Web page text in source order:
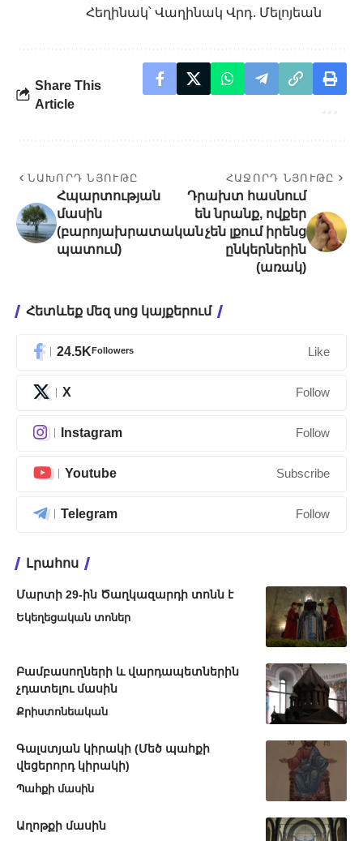
Հեղինակ՝ Վաղինակ Վրդ. Մելոյեան
Share This
Article
ՆԱԽՈՐԴ ՆՅՈՒԹԸ
Հպարտության
մասին
(բարոյախրատական
պատում)
ՀԱՋՈՐԴ ՆՅՈՒԹԸ
Դրախտ հասնում
են նրանք, ովքեր
չեն լքում իրենց
ընկերներին
(առակ)
Հետևեք մեզ սոց կայքերում
24.5KFollowers Like
X Follow
Instagram Follow
Youtube Subscribe
Telegram Follow
Լրահոս
Մարտի 29-ին Ծաղկազարդի տոնն է
Եկեղեցական տոներ
Բամբասողների և վարդապետներին
չդատելու մասին
Քրիստոնեական
Գալստյան կիրակի (Մեծ պահքի
վեցերորդ կիրակի)
Պահքի մասին
Աղոթքի մասին